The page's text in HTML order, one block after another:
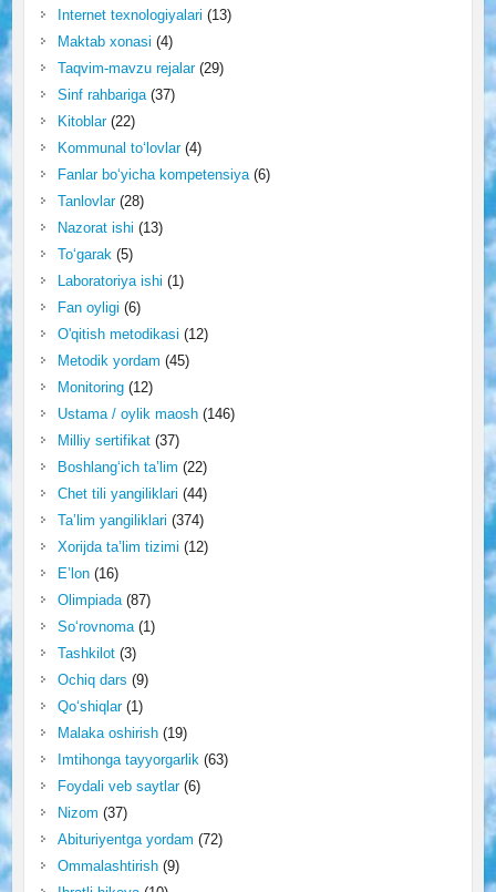
Internet texnologiyalari (13)
Maktab xonasi (4)
Taqvim-mavzu rejalar(29)
Sinf rahbariga(37)
Kitoblar(22)
Kommunal to‘lovlar(4)
Fanlar bo‘yicha kompetensiya(6)
Tanlovlar(28)
Nazorat ishi (13)
To‘garak (5)
Laboratoriya ishi (1)
Fan oyligi (6)
O'qitish metodikasi (12)
Metodik yordam (45)
Monitoring(12)
Ustama / oylik maosh(146)
Milliy sertifikat(37)
Boshlang‘ich ta’lim (22)
Chet tili yangiliklari (44)
Ta’lim yangiliklari (374)
Xorijda ta’lim tizimi (12)
E’lon(16)
Olimpiada(87)
So‘rovnoma(1)
Tashkilot(3)
Ochiq dars (9)
Qo‘shiqlar(1)
Malaka oshirish(19)
Imtihonga tayyorgarlik (63)
Foydali veb saytlar(6)
Nizom (37)
Abituriyentga yordam (72)
Ommalashtirish(9)